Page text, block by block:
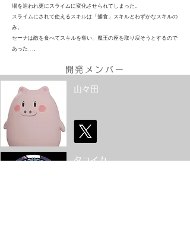
場を追われ更にスライムに変化させられてしまった。
スライムにされて使えるスキルは「捕食」スキルとわずかなスキルの
み。
セーナは敵を食べてスキルを奪い、魔王の座を取り戻そうとするので
あった…。
開発メン バー
山々田
タコイカ